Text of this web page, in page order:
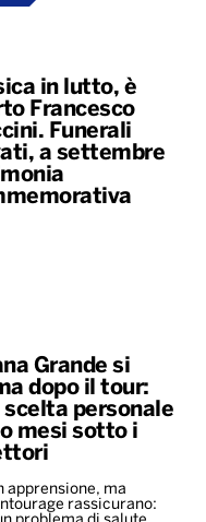
in lutto, è
Francesco
Funerali
a settembre
Grande si
dopo il tour:
scelta personale
mesi sotto i
apprensione, ma
rassicurano: